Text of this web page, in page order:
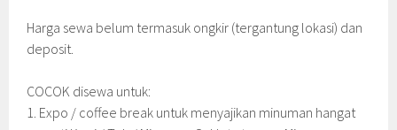
Harga sewa belum termasuk ongkir (tergantung lokasi) dan
deposit.
COCOK disewa untuk:
1. Expo / coffee break untuk menyajikan minuman hangat